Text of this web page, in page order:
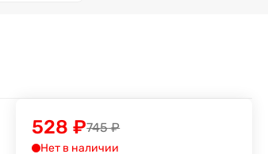
745 ₽
528 ₽
Нет в наличии